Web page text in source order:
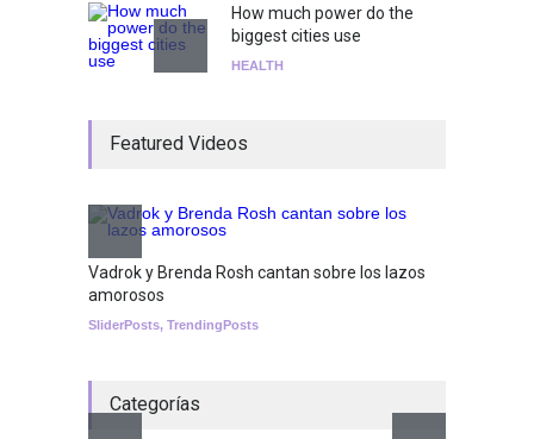
How much power do the
biggest cities use
HEALTH
el show de Richie O'Farrill
becoming a reality
Featured Videos
Vadrok y Brenda Rosh cantan sobre los lazos
amorosos
SliderPosts, TrendingPosts
Categorías